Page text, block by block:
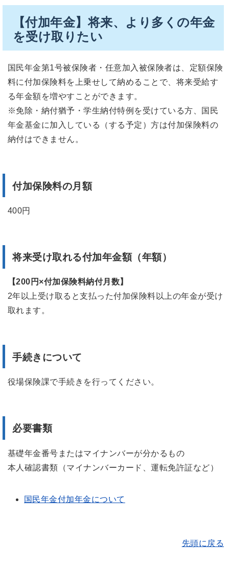
【付加年金】将来、より多くの年金
を受け取りたい
国民年金第1号被保険者・任意加入被保険者は、定額保険
料に付加保険料を上乗せして納めることで、将来受給す
る年金額を増やすことができます。
※免除・納付猶予・学生納付特例を受けている方、国民
年金基金に加入している（する予定）方は付加保険料の
納付はできません。
付加保険料の月額
400円
将来受け取れる付加年金額（年額）
【200円×付加保険料納付月数】
2年以上受け取ると支払った付加保険料以上の年金が受け
取れます。
手続きについて
役場保険課で手続きを行ってください。
必要書類
基礎年金番号またはマイナンバーが分かるもの
本人確認書類（マイナンバーカード、運転免許証など）
国民年金付加年金について
先頭に戻る